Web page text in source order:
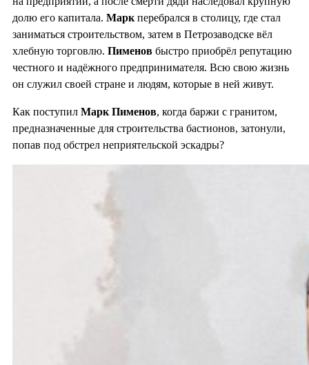
долю его капитала. Маркперебрался в столицу, где стал
заниматься строительством, затем в Петрозаводске вёл
хлебную торговлю. Пименов быстро приобрёл репутацию
честного и надёжного предпринимателя. Всю свою жизнь
он служил своей стране и людям, которые в ней живут.
Как поступил Марк Пименов, когда баржи с гранитом,
предназначенные для строительства бастионов, затонули,
попав под обстрел неприятельской эскадры?